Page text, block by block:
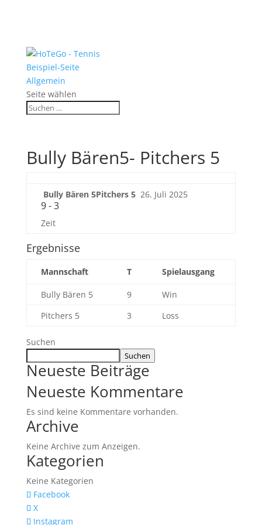
Beispiel-Seite
Allgemein
Seite wählen
Bully Bären5- Pitchers 5
Bully Bären 5Pitchers 5 26. Juli 2025
9-3
Zeit
Ergebnisse
Mannschaft T Spielausgang
Bully Bären 5 9
Win
Pitchers 5
3 Loss
Suchen
Suchen
Neueste Beiträge
Neueste Kommentare
Es sind keine Kommentare vorhanden.
Archive
Keine Archive zum Anzeigen.
Kategorien
Keine Kategorien
Facebook
X
Instagram